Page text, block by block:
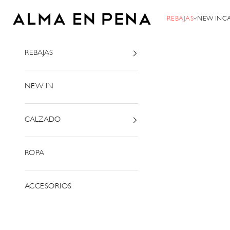
Alma en Pena
REBAJAS NEW IN
REBAJAS
NEW IN
CALZADO
ROPA
ACCESORIOS